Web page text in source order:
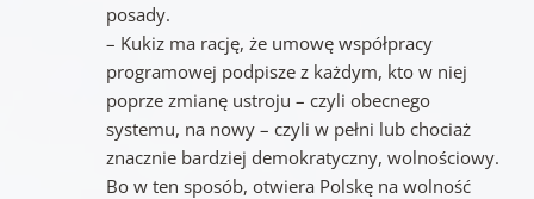
posady.
– Kukiz ma rację, że umowę współpracy
programowej podpisze z każdym, kto w niej
poprze zmianę ustroju – czyli obecnego
systemu, na nowy – czyli w pełni lub chociaż
znacznie bardziej demokratyczny, wolnościowy.
Bo w ten sposób, otwiera Polskę na wolność